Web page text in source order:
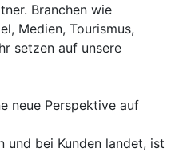
Branchen wie
Medien, Tourismus,
setzen auf unsere
neue Perspektive auf
und bei Kunden landet, ist